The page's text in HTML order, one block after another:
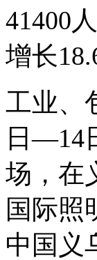
41400
增长
工业、
日—14
场，在
国际照
中国义